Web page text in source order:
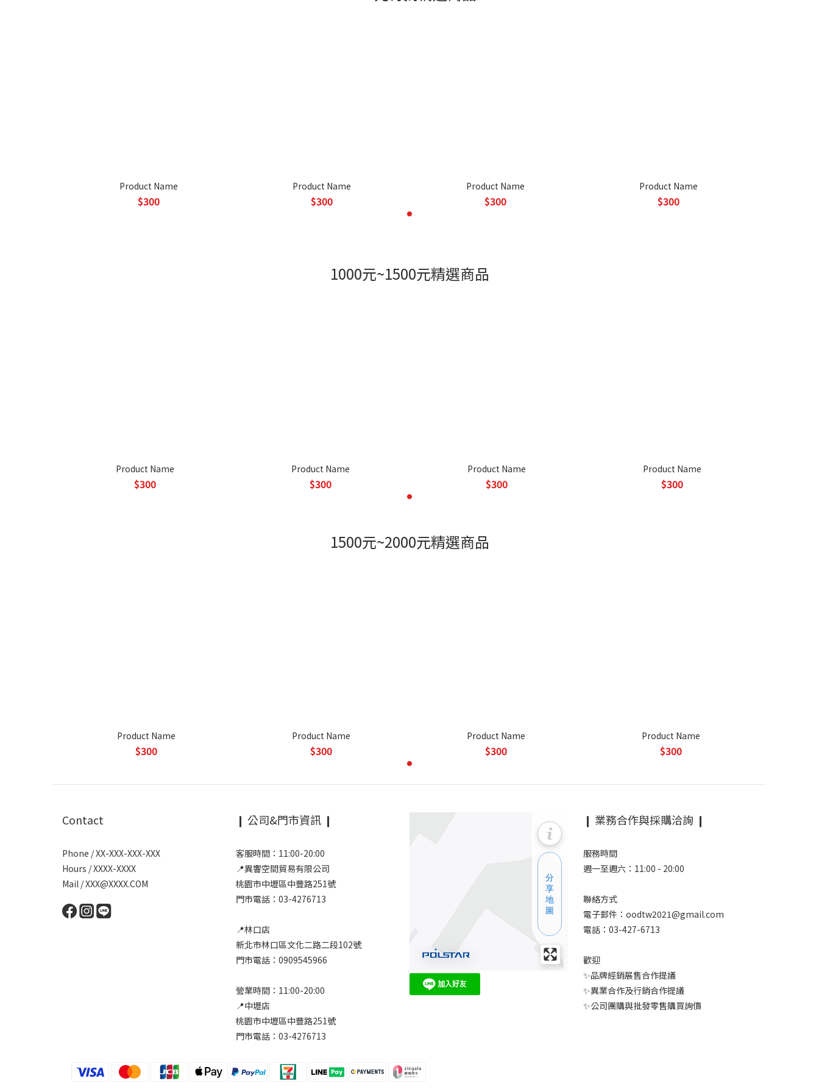
Product Name
$300
Product Name
$300
Product Name
$300
Product Name
$300
1000元~1500元精選商品
Product Name
$300
Product Name
$300
Product Name
$300
Product Name
$300
1500元~2000元精選商品
Product Name
$300
Product Name
$300
Product Name
$300
Product Name
$300
Contact
Phone / XX-XXX-XXX-XXX
Hours / XXXX-XXXX
Mail / XXX@XXXX.COM
❙ 公司&門市資訊 ❙
客服時間：11:00-20:00
📍異響空間貿易有限公司
桃園市中壢區中豐路251號
門市電話：03-4276713
📍林口店
新北市林口區文化二路二段102號
門市電話：0909545966
營業時間：11:00-20:00
📍中壢店
桃園市中壢區中豐路251號
門市電話：03-4276713
❙ 業務合作與採購洽詢 ❙
服務時間
週一至週六：11:00 - 20:00
聯絡方式
電子郵件：oodtw2021@gmail.com
電話：03-427-6713
歡迎
✨品牌經銷展售合作提議
✨異業合作及行銷合作提議
✨公司團購與批發零售購買詢價